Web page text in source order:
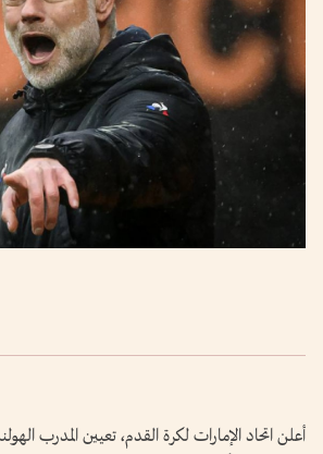
أعلن اتحاد الإمارات لكرة القدم، تعيين المدرب